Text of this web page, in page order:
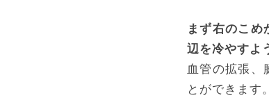
まず右のこめ
辺を冷やすよ
血管の拡張、
とができます。